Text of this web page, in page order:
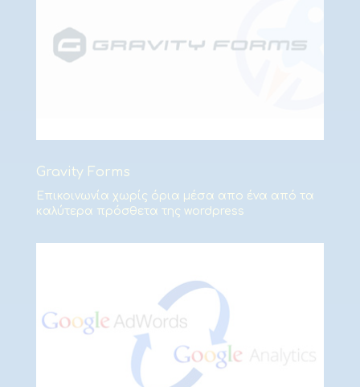
Gravity Forms
Επικοινωνία χωρίς όρια μέσα απο ένα από τα
καλύτερα πρόσθετα της wordpress